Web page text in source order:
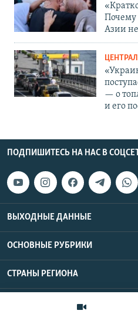
Почему
Азии
— о
и его
ПОДПИШИТЕСЬ НА НАС В
ВЫХОДНЫЕ ДАННЫЕ
ОСНОВНЫЕ РУБРИКИ
СТРАНЫ РЕГИОНА
Азаттык Азия © 2026